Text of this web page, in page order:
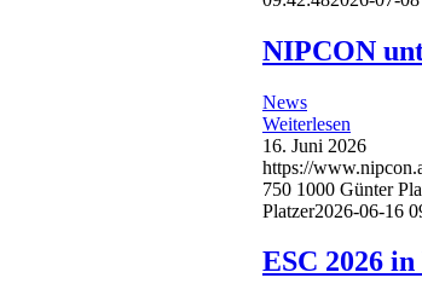
NIPCON
News
Weiterlesen
16. Juni 2026
https://
750 1000 Günter
Platzer2026-06-16
ESC 2026